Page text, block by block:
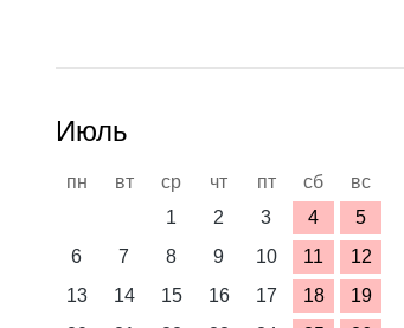
Июль
пн вт ср чт пт сб
вс
1
2 3 4
5
6
7 8 9 10 11
12
13
14 15 16 17 18
19